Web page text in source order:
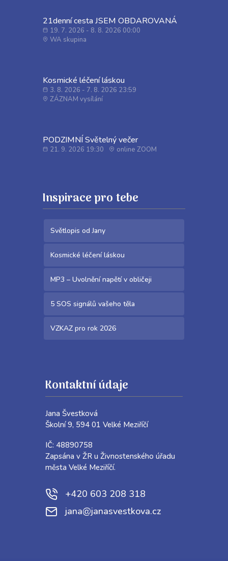
21denní cesta JSEM OBDAROVANÁ
19. 7. 2026 - 8. 8. 2026 00:00
WA skupina
Kosmické léčení láskou
3. 8. 2026 - 7. 8. 2026 23:59
ZÁZNAM vysílání
PODZIMNÍ Světelný večer
21. 9. 2026 19:30 online ZOOM
Inspirace pro tebe
Světlopis od Jany
Kosmické léčení láskou
MP3 – Uvolnění napětí v obličeji
5 SOS signálů vašeho těla
VZKAZ pro rok 2026
Kontaktní údaje
Jana Švestková
Školní 9, 594 01 Velké Meziříčí
IČ: 48890758
Zapsána v ŽR u Živnostenského úřadu
města Velké Meziříčí.
+420 603 208 318
jana@janasvestkova.cz